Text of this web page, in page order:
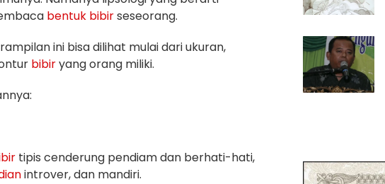
bentuk bibirseseorang.
ini bisa dilihat mulai dari ukuran,
bibiryang orang miliki.
tipis cenderung pendiam dan berhati-hati,
introver, dan mandiri.